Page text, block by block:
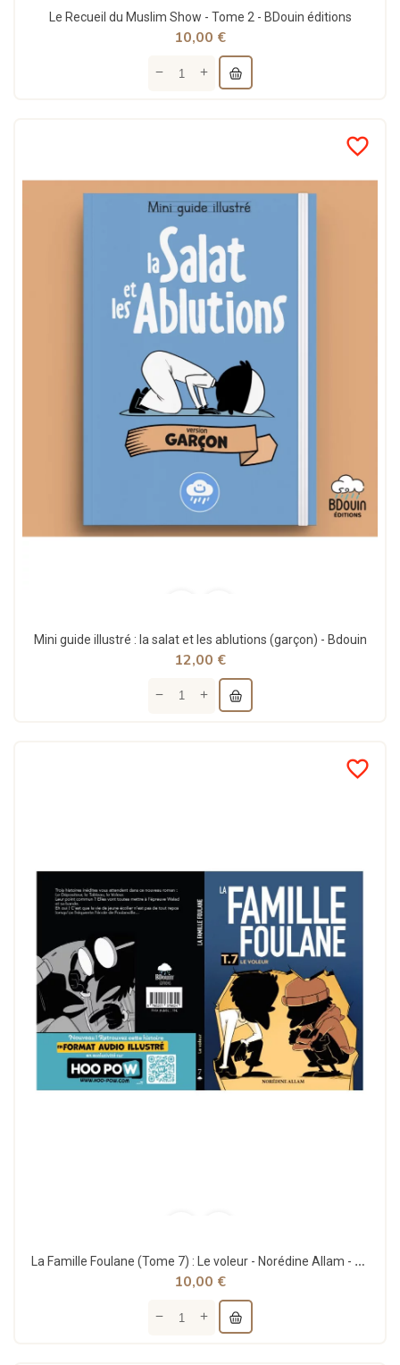
Le Recueil du Muslim Show - Tome 2 - BDouin éditions
10,00 €
favorite_border
Mini guide illustré : la salat et les ablutions (garçon) - Bdouin
12,00 €
favorite_border
La Famille Foulane (Tome 7) : Le voleur - Norédine Allam - Bdouin
10,00 €